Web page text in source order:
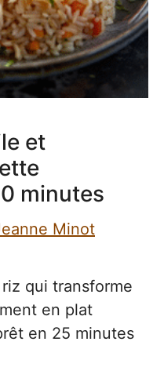
et
minutes
Minot
qui transforme
en plat
en 25 minutes